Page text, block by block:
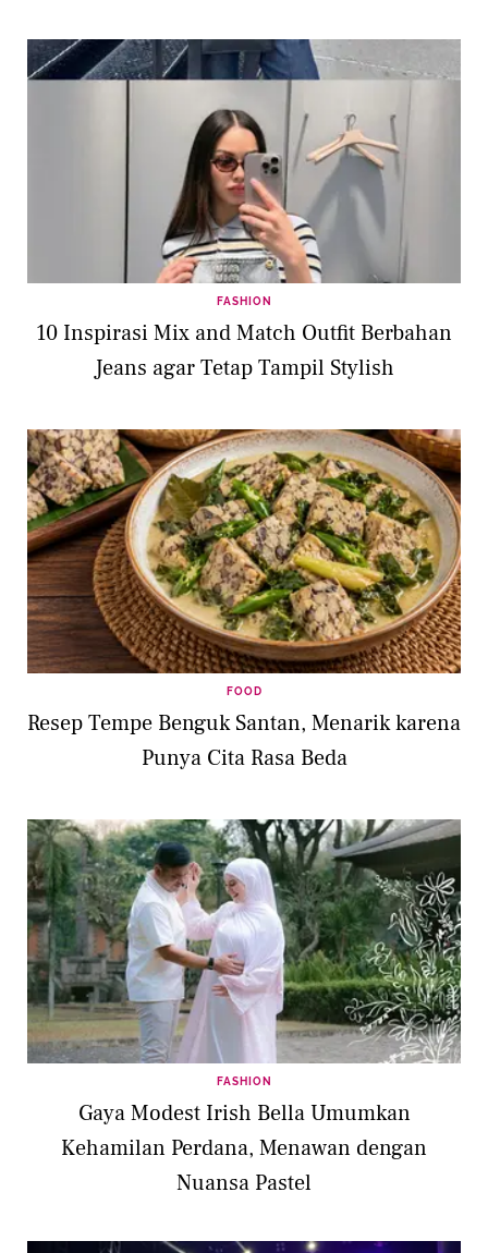
FASHION
10 Inspirasi Mix and Match Outfit Berbahan
Jeans agar Tetap Tampil Stylish
FOOD
Resep Tempe Benguk Santan, Menarik karena
Punya Cita Rasa Beda
FASHION
Gaya Modest Irish Bella Umumkan
Kehamilan Perdana, Menawan dengan
Nuansa Pastel